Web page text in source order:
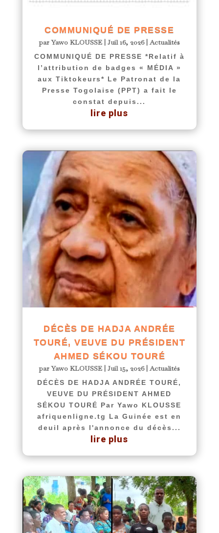
COMMUNIQUÉ DE PRESSE
parYawo KLOUSSE |Juil 16, 2026|Actualités
COMMUNIQUÉ DE PRESSE *Relatif à
l’attribution de badges « MÉDIA »
aux Tiktokeurs* Le Patronat de la
Presse Togolaise (PPT) a fait le
constat depuis...
lire plus
DÉCÈS DE HADJA ANDRÉE
TOURÉ, VEUVE DU PRÉSIDENT
AHMED SÉKOU TOURÉ
parYawo KLOUSSE |Juil 15, 2026|Actualités
DÉCÈS DE HADJA ANDRÉE TOURÉ,
VEUVE DU PRÉSIDENT AHMED
SÉKOU TOURÉ Par Yawo KLOUSSE
afriquenligne.tg La Guinée est en
deuil après l'annonce du décès...
lire plus